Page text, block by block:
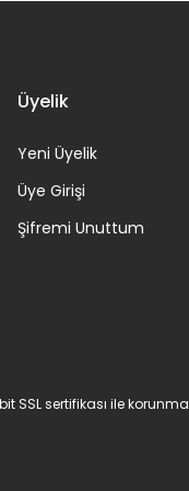
Üyelik
Yeni Üyelik
Üye Girişi
Şifremi Unuttum
SSL sertifikası ile